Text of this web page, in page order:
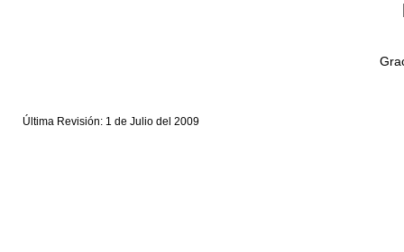
Última Revisión: 1 de Julio del 2009